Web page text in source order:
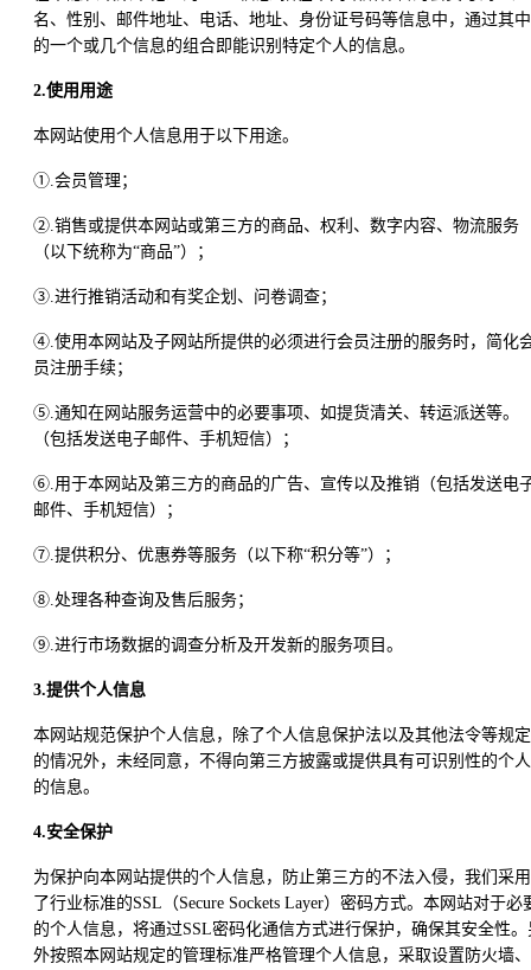
名、性别、邮件地址、电话、地址、身份证号码等信息中，通过其中
的一个或几个信息的组合即能识别特定个人的信息。
2.使用用途
本网站使用个人信息用于以下用途。
①.会员管理；
②.销售或提供本网站或第三方的商品、权利、数字内容、物流服务
（以下统称为“商品”）；
③.进行推销活动和有奖企划、问卷调查；
④.使用本网站及子网站所提供的必须进行会员注册的服务时，简化
员注册手续；
⑤.通知在网站服务运营中的必要事项、如提货清关、转运派送等。
（包括发送电子邮件、手机短信）；
⑥.用于本网站及第三方的商品的广告、宣传以及推销（包括发送电
邮件、手机短信）；
⑦.提供积分、优惠券等服务（以下称“积分等”）；
⑧.处理各种查询及售后服务；
⑨.进行市场数据的调查分析及开发新的服务项目。
3.提供个人信息
本网站规范保护个人信息，除了个人信息保护法以及其他法令等规定
的情况外，未经同意，不得向第三方披露或提供具有可识别性的个人
的信息。
4.安全保护
为保护向本网站提供的个人信息，防止第三方的不法入侵，我们采用
了行业标准的SSL（Secure Sockets Layer）密码方式。本网站对于必
的个人信息，将通过SSL密码化通信方式进行保护，确保其安全性。
外按照本网站规定的管理标准严格管理个人信息，采取设置防火墙、